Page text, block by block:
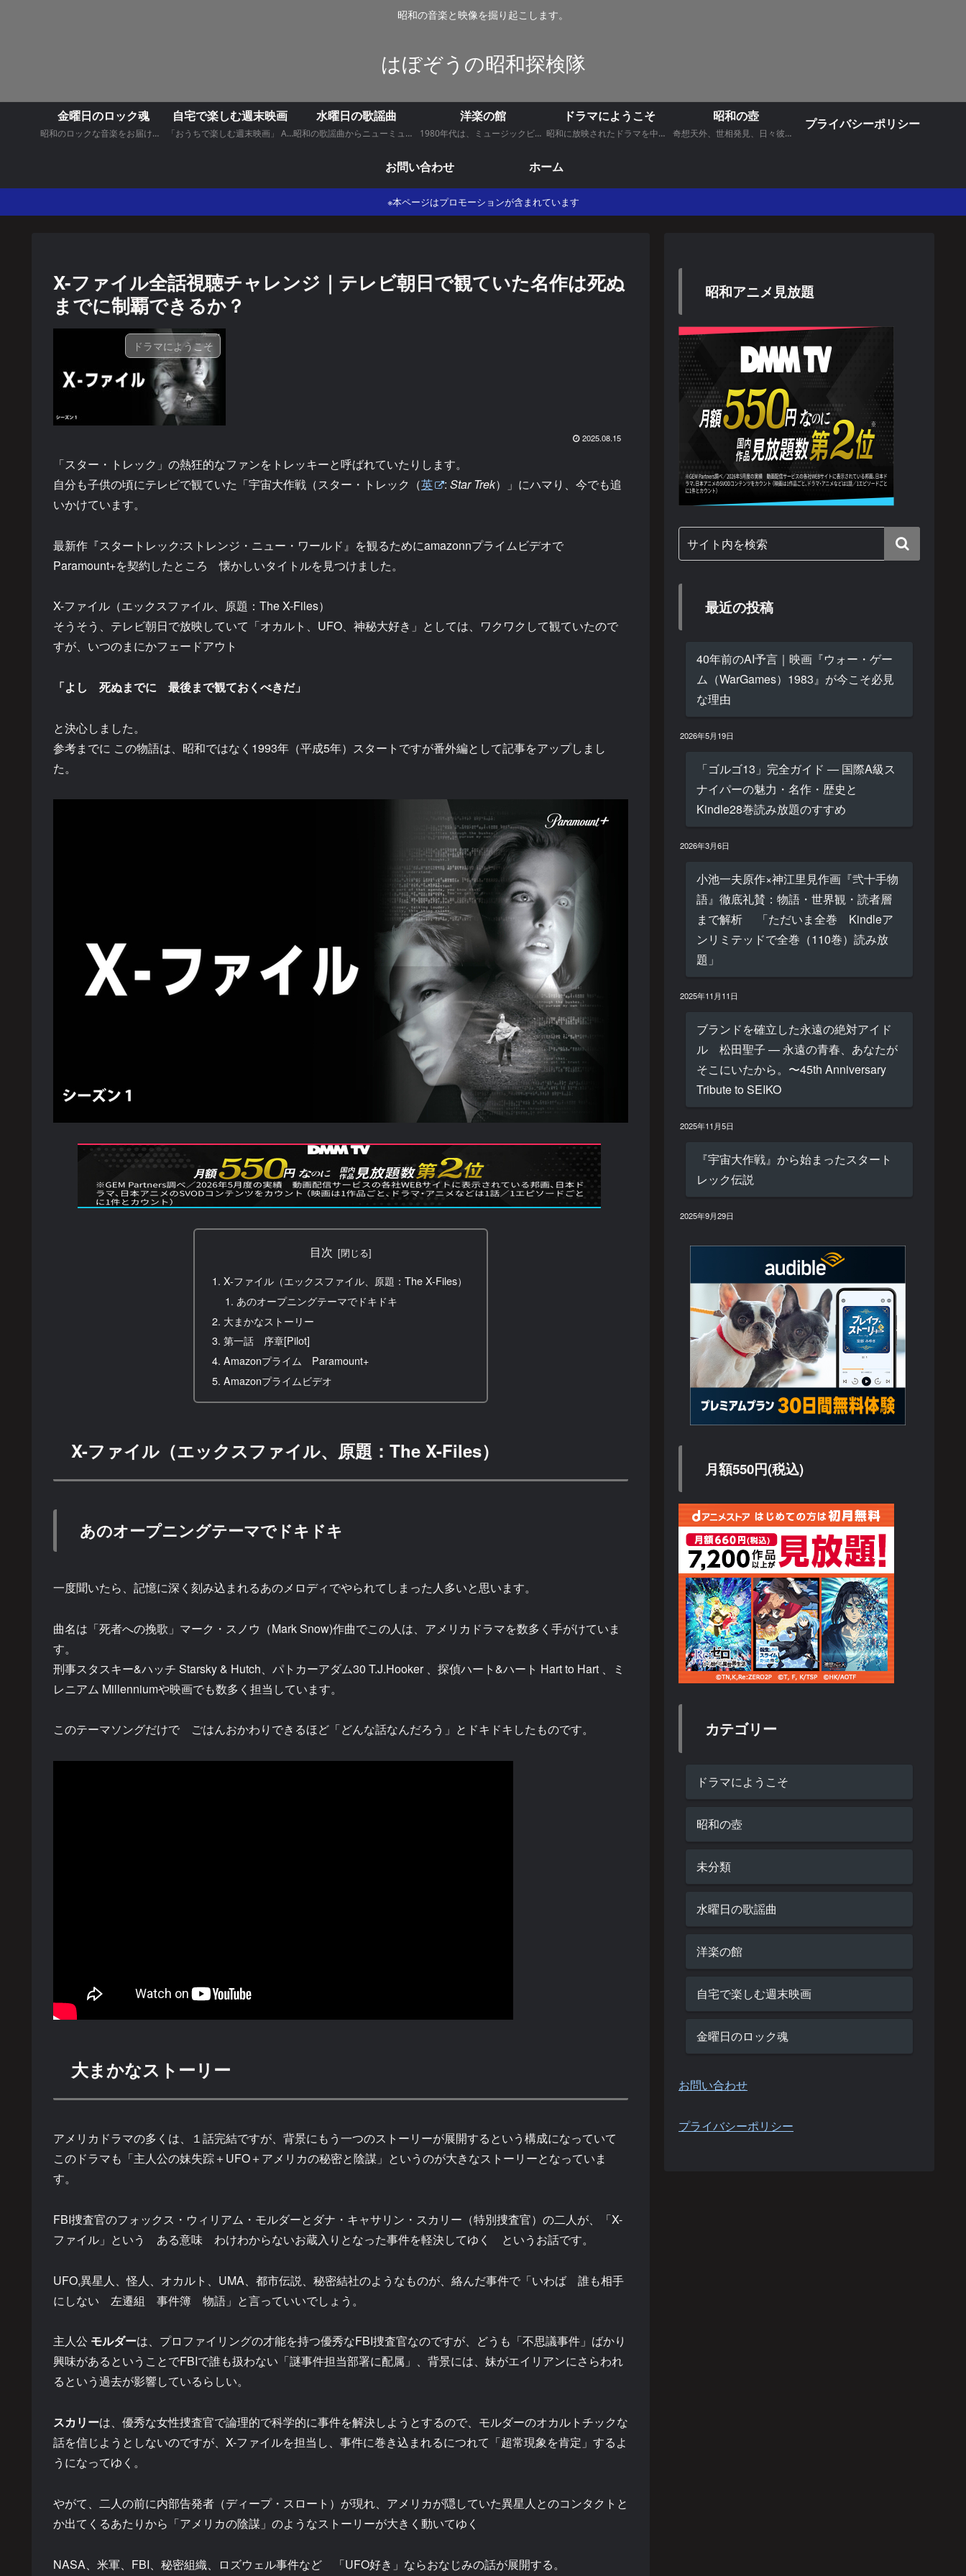
昭和の音楽と映像を掘り起こします。
はぼぞうの昭和探検隊
金曜日のロック魂
昭和のロックな音楽をお届けいたします。
自宅で楽しむ週末映画
「おうちで楽しむ週末映画」 Amazone プライムビデオやNetflixでオススメする映画をご紹介します。
水曜日の歌謡曲
昭和の歌謡曲からニューミュージックにポップミュージックにアニソンをお届けいたします。
洋楽の館
1980年代は、ミュージックビデオ創世記、多彩な才能が開花し世界的ヒット曲が登場した時代でもあった。 その時代を彩った洋楽を紹介します。
ドラマにようこそ
昭和に放映されたドラマを中心にお送りいたします。
昭和の壺
奇想天外、世相発見、日々彼是、昭和からの手紙 などなど コラム記事
プライバシーポリシー
お問い合わせ ホーム
※本ページはプロモーションが含まれています
X-ファイル全話視聴チャレンジ｜テレビ朝日で観ていた名作は死ぬ
までに制覇できるか？
ドラマにようこそ
2025.08.15
「スター・トレック」の熱狂的なファンをトレッキーと呼ばれていたりします。
自分も子供の頃にテレビで観ていた「宇宙大作戦（スター・トレック（英 : Star Trek）」にハマり、今でも追
いかけています。
最新作『スタートレック:ストレンジ・ニュー・ワールド』を観るためにamazonnプライムビデオで
Paramount+を契約したところ 懐かしいタイトルを見つけました。
X-ファイル（エックスファイル、原題：The X-Files）
そうそう、テレビ朝日で放映していて「オカルト、UFO、神秘大好き」としては、ワクワクして観ていたので
すが、いつのまにかフェードアウト
「よし 死ぬまでに 最後まで観ておくべきだ」
と決心しました。
参考までに この物語は、昭和ではなく1993年（平成5年）スタートですが番外編として記事をアップしまし
た。
目次
X-ファイル（エックスファイル、原題：The X-Files）
あのオープニングテーマでドキドキ
大まかなストーリー
第一話 序章[Pilot]
Amazonプライム Paramount+
Amazonプライムビデオ
X-ファイル（エックスファイル、原題：The X-Files）
あのオープニングテーマでドキドキ
一度聞いたら、記憶に深く刻み込まれるあのメロディでやられてしまった人多いと思います。
曲名は「死者への挽歌」マーク・スノウ（Mark Snow)作曲でこの人は、アメリカドラマを数多く手がけていま
す。
刑事スタスキー&ハッチ Starsky & Hutch、パトカーアダム30 T.J.Hooker 、探偵ハート&ハート Hart to Hart 、ミ
レニアム Millenniumや映画でも数多く担当しています。
このテーマソングだけで ごはんおかわりできるほど「どんな話なんだろう」とドキドキしたものです。
大まかなストーリー
アメリカドラマの多くは、１話完結ですが、背景にもう一つのストーリーが展開するという構成になっていて
このドラマも「主人公の妹失踪＋UFO＋アメリカの秘密と陰謀」というのが大きなストーリーとなっていま
す。
FBI捜査官のフォックス・ウィリアム・モルダーとダナ・キャサリン・スカリー（特別捜査官）の二人が、「X-
ファイル」という ある意味 わけわからないお蔵入りとなった事件を軽決してゆく というお話です。
UFO,異星人、怪人、オカルト、UMA、都市伝説、秘密結社のようなものが、絡んだ事件で「いわば 誰も相手
にしない 左遷組 事件簿 物語」と言っていいでしょう。
主人公 モルダーは、プロファイリングの才能を持つ優秀なFBI捜査官なのですが、どうも「不思議事件」ばかり
興味があるということでFBIで誰も扱わない「謎事件担当部署に配属」、背景には、妹がエイリアンにさらわれ
るという過去が影響しているらしい。
スカリーは、優秀な女性捜査官で論理的で科学的に事件を解決しようとするので、モルダーのオカルトチックな
話を信じようとしないのですが、X-ファイルを担当し、事件に巻き込まれるにつれて「超常現象を肯定」するよ
うになってゆく。
やがて、二人の前に内部告発者（ディープ・スロート）が現れ、アメリカが隠していた異星人とのコンタクトと
か出てくるあたりから「アメリカの陰謀」のようなストーリーが大きく動いてゆく
NASA、米軍、FBI、秘密組織、ロズウェル事件など 「UFO好き」ならおなじみの話が展開する。
昭和アニメ見放題
最近の投稿
40年前のAI予言｜映画『ウォー・ゲー
ム（WarGames）1983』が今こそ必見
な理由
2026年5月19日
「ゴルゴ13」完全ガイド ― 国際A級ス
ナイパーの魅力・名作・歴史と
Kindle28巻読み放題のすすめ
2026年3月6日
小池一夫原作×神江里見作画『弐十手物
語』徹底礼賛：物語・世界観・読者層
まで解析 「ただいま全巻 Kindleア
ンリミテッドで全巻（110巻）読み放
題」
2025年11月11日
ブランドを確立した永遠の絶対アイド
ル 松田聖子 — 永遠の青春、あなたが
そこにいたから。〜45th Anniversary
Tribute to SEIKO
2025年11月5日
『宇宙大作戦』から始まったスタート
レック伝説
2025年9月29日
月額550円(税込)
カテゴリー
ドラマにようこそ
昭和の壺
未分類
水曜日の歌謡曲
洋楽の館
自宅で楽しむ週末映画
金曜日のロック魂
お問い合わせ
プライバシーポリシー